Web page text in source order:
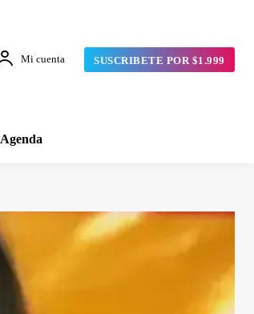
Mi cuenta SUSCRIBETE POR $1.999
Agenda